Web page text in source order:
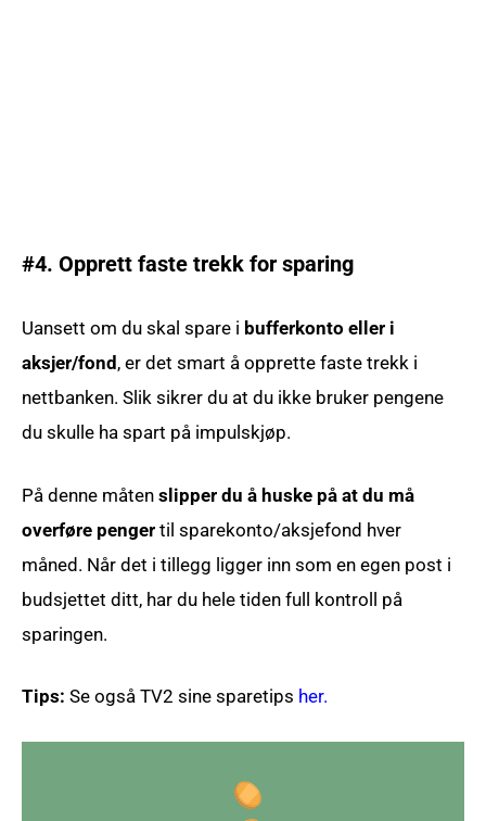
#4. Opprett faste trekk for sparing
Uansett om du skal spare i bufferkonto eller i
aksjer/fond , er det smart å opprette faste trekk i
nettbanken. Slik sikrer du at du ikke bruker pengene
du skulle ha spart på impulskjøp.
På denne måtenslipper du å huske på at du må
overføre penger til sparekonto/aksjefond hver
måned. Når det i tillegg ligger inn som en egen post i
budsjettet ditt, har du hele tiden full kontroll på
sparingen.
Tips: Se også TV2 sine sparetips her.